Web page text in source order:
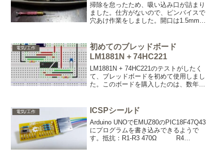
掃除を怠ったため、吸い込み口が詰まり
ました。仕方がないので、ピンバイスで
穴あけ作業をしました。開口は1.5mmな
が先端の方でよかったです。今回使用し
たのは、ウェーブ...
電気/工作
初めてのブレッドボード
LM1881N + 74HC221
LM1881N + 74HC221のテストがしたく
て、ブレッドボードを初めて使用しまし
た。このボードを購入したのは、数年前
のソフト『fritzing』も試したくてチャ
電気/工作 ICSPシールド
Arduino UNOでEMUZ80のPIC18F47Q43
にプログラムを書き込みできるようで
す。抵抗：R1-R3 470Ω R4